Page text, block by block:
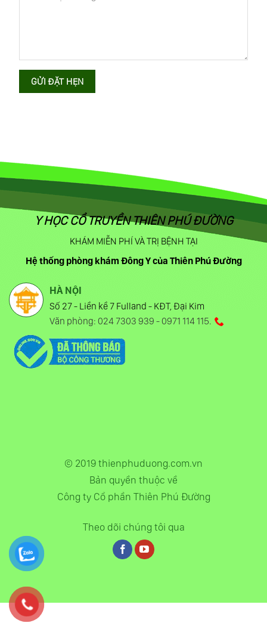
Y HỌC CỔ TRUYỀN THIÊN PHÚ ĐƯỜNG
KHÁM MIỄN PHÍ VÀ TRỊ BỆNH TẠI
Hệ thống phòng khám Đông Y của Thiên Phú Đường
HÀ NỘI
Số 27 - Liền kề 7 Fulland - KĐT, Đại Kim
Văn phòng: 024 7303 939 - 0971 114 115.
© 2019 thienphuduong.com.vn
Bản quyền thuộc về
Công ty Cổ phần Thiên Phú Đường
Theo dõi chúng tôi qua
Hệ thống phòng khám Đông Y của Thiên Phú Đường